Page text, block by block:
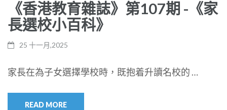
《香港教育雜誌》第107期 -《家
長選校小百科》
25 十一月,2025
家長在為子女選擇學校時，既抱着升讀名校的 …
READ MORE